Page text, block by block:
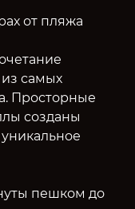
от пляжа
самых
Просторные
созданы
пешком до